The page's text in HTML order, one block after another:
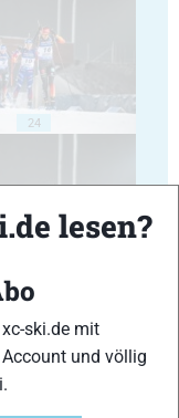
24
lesen?
ski.de mit
und völlig